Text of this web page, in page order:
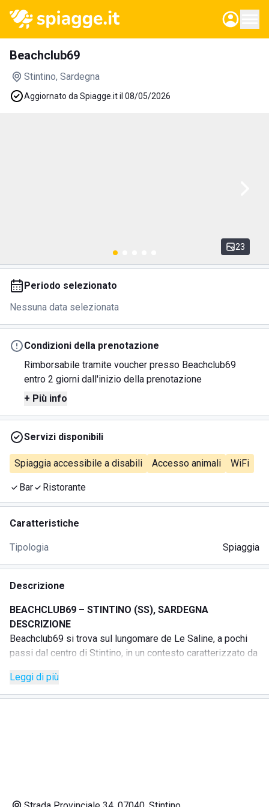
Beachclub69
Stintino, Sardegna
Aggiornato da Spiagge.it il 08/05/2026
23
Periodo selezionato
Nessuna data selezionata
Condizioni della prenotazione
Rimborsabile tramite voucher presso Beachclub69
entro 2 giorni dall'inizio della prenotazione
+ Più info
Servizi disponibili
Spiaggia accessibile a disabili Accesso animali WiFi
Bar Ristorante
Caratteristiche
Tipologia Spiaggia
Descrizione
BEACHCLUB69 – STINTINO (SS), SARDEGNA
DESCRIZIONE
Beachclub69 si trova sul lungomare de Le Saline, a pochi
passi dal centro di Stintino, in un contesto caratterizzato da
La struttura offre un ambiente ospitale e solare, ideale per
chi cerca una giornata di mare tra comodità, relax e bellezza
Leggi di più